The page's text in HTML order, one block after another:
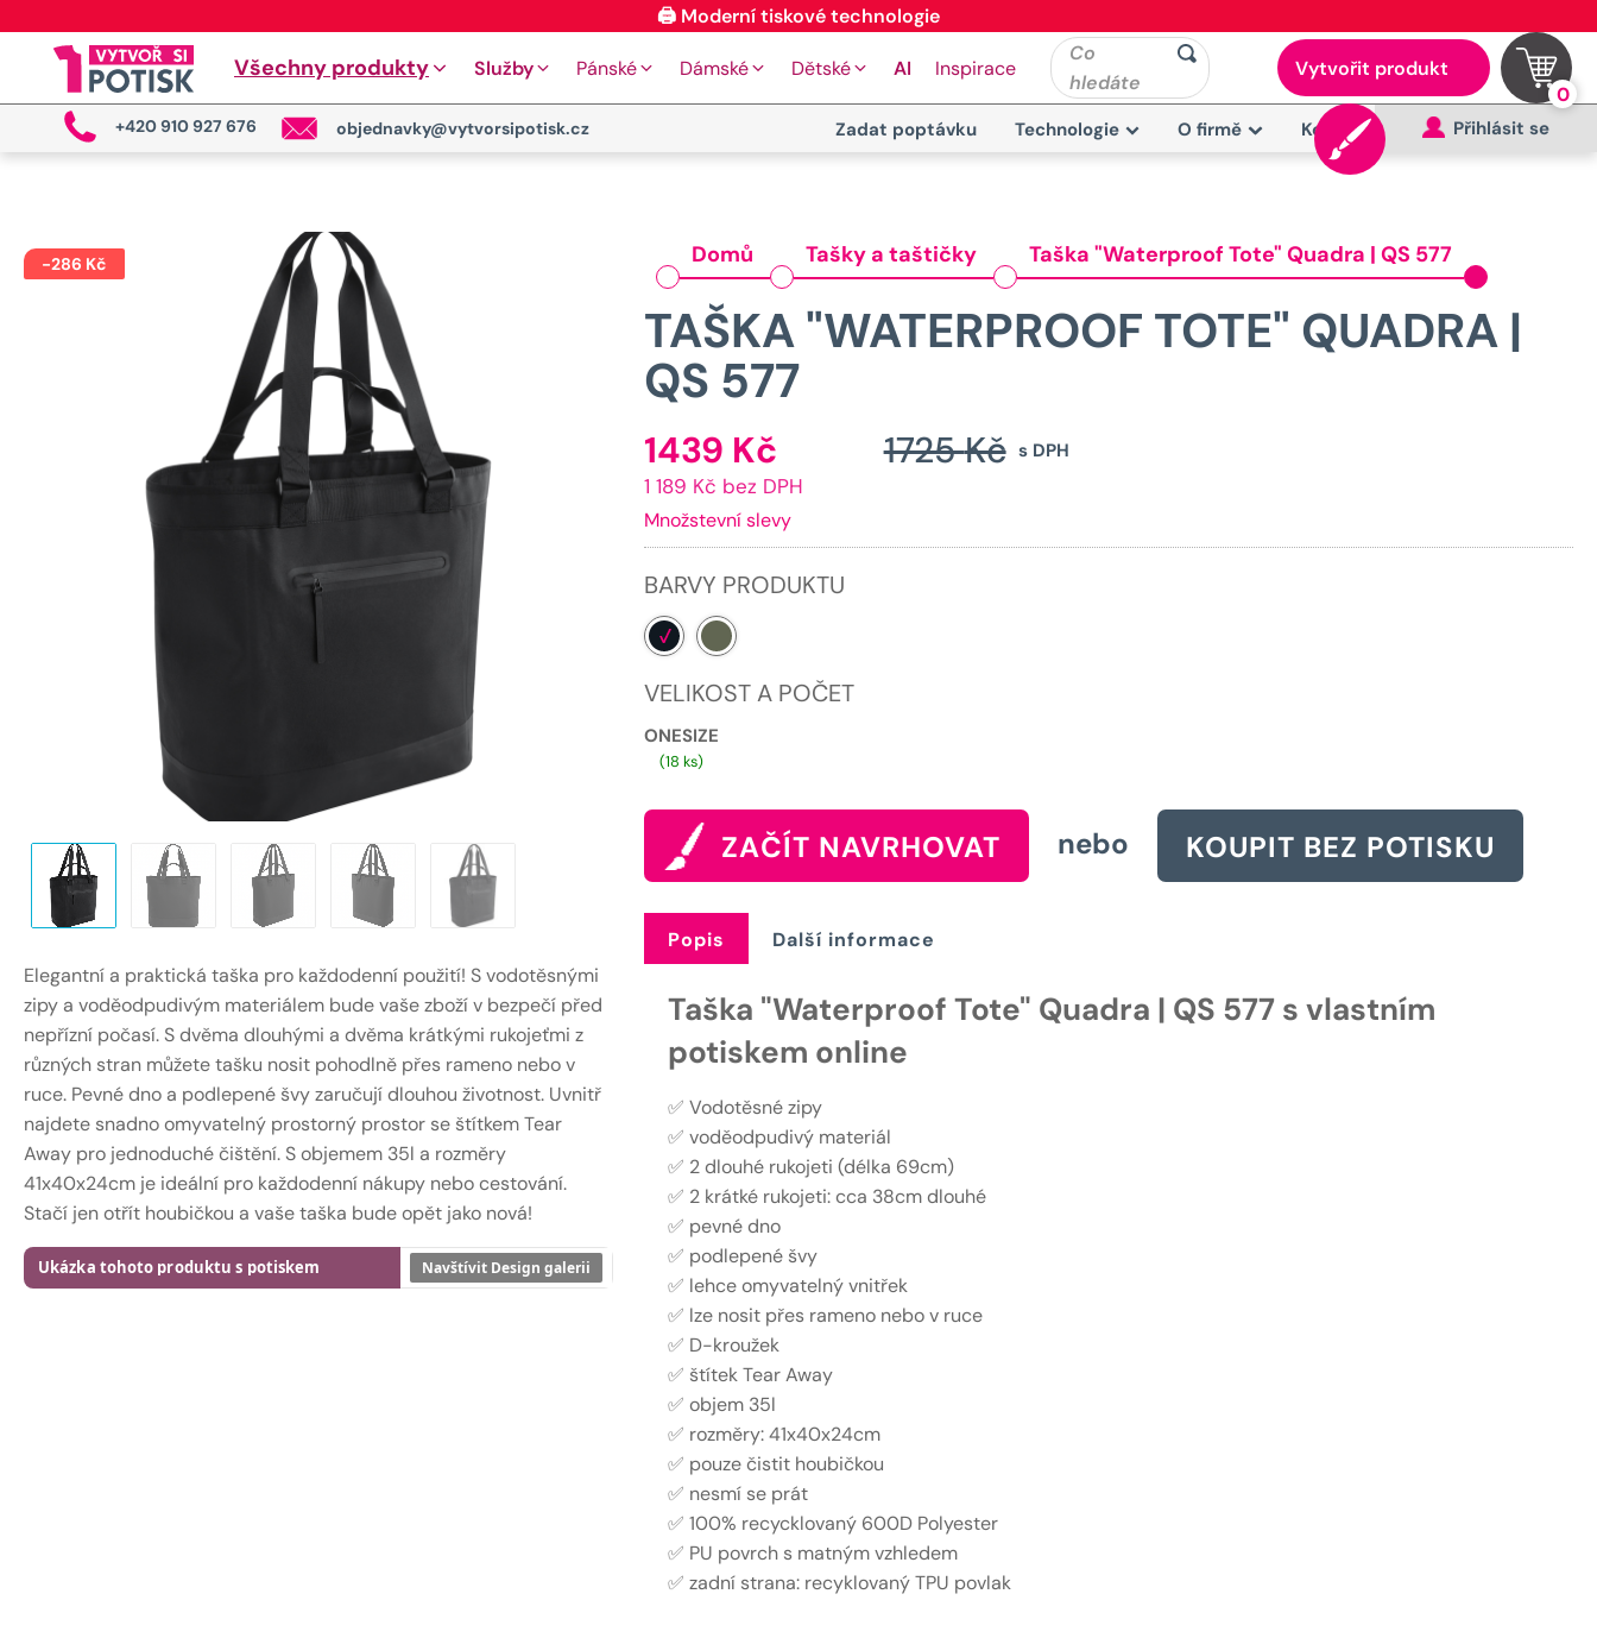
🖨️ Moderní tiskové technologie
Všechny produkty Služby Pánské Dámské Dětské AI Inspirace
Co
hledáte
Vytvořit produkt
0
+420 910 927 676 objednavky@vytvorsipotisk.cz Zadat poptávku Technologie O firmě Kontakt Přihlásit se
-286 Kč
Elegantní a praktická taška pro každodenní použití! S vodotěsnými
zipy a voděodpudivým materiálem bude vaše zboží v bezpečí před
nepřízní počasí. S dvěma dlouhými a dvěma krátkými rukojeťmi z
různých stran můžete tašku nosit pohodlně přes rameno nebo v
ruce. Pevné dno a podlepené švy zaručují dlouhou životnost. Uvnitř
najdete snadno omyvatelný prostorný prostor se štítkem Tear
Away pro jednoduché čištění. S objemem 35l a rozměry
41x40x24cm je ideální pro každodenní nákupy nebo cestování.
Stačí jen otřít houbičkou a vaše taška bude opět jako nová!
Ukázka tohoto produktu s potiskem Navštívit Design galerii
Domů Tašky a taštičky Taška "Waterproof Tote" Quadra | QS 577
TAŠKA "WATERPROOF TOTE" QUADRA |
QS 577
s DPH
1725Kč
Původní
1725 Kč.
1439 KčAktuální
cena
je:
1 189 Kč bez DPH
Množstevní slevy
BARVY PRODUKTU
VELIKOST A POČET
ONESIZE
(18 ks)
ZAČÍT NAVRHOVAT nebo KOUPIT BEZ POTISKU
Popis Další informace
Taška "Waterproof Tote" Quadra | QS 577 s vlastním
potiskem online
✅ Vodotěsné zipy
✅ voděodpudivý materiál
✅ 2 dlouhé rukojeti (délka 69cm)
✅ 2 krátké rukojeti: cca 38cm dlouhé
✅ pevné dno
✅ podlepené švy
✅ lehce omyvatelný vnitřek
✅ lze nosit přes rameno nebo v ruce
✅ D-kroužek
✅ štítek Tear Away
✅ objem 35l
✅ rozměry: 41x40x24cm
✅ pouze čistit houbičkou
✅ nesmí se prát
✅ 100% recycklovaný 600D Polyester
✅ PU povrch s matným vzhledem
✅ zadní strana: recyklovaný TPU povlak